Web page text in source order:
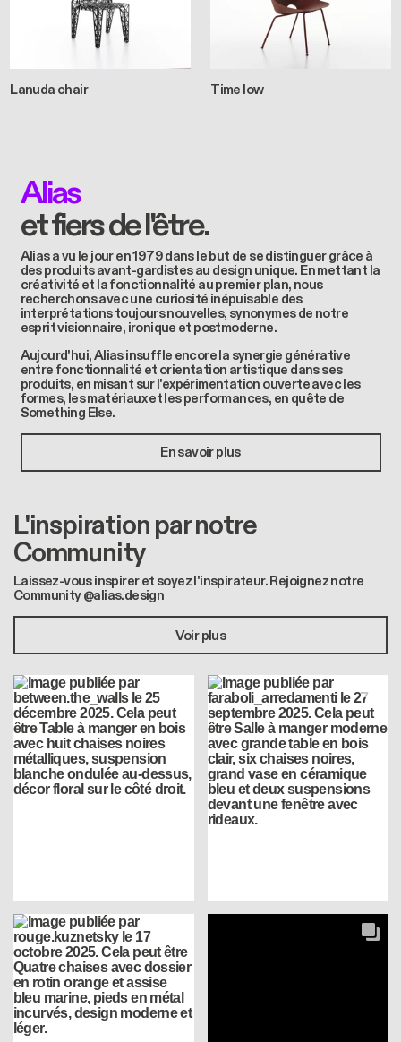
Lanuda chair Time low
Alias
et fiers de l'être.
Alias a vu le jour en 1979 dans le but de se distinguer grâce à
des produits avant-gardistes au design unique. En mettant la
créativité et la fonctionnalité au premier plan, nous
recherchons avec une curiosité inépuisable des
interprétations toujours nouvelles, synonymes de notre
esprit visionnaire, ironique et postmoderne.
Aujourd'hui, Alias insuffle encore la synergie générative
entre fonctionnalité et orientation artistique dans ses
produits, en misant sur l'expérimentation ouverte avec les
formes, les matériaux et les performances, en quête de
Something Else.
En savoir plus
L'inspiration par notre
Community
Laissez-vous inspirer et soyez l'inspirateur. Rejoignez notre
Community @alias.design
Voir plus